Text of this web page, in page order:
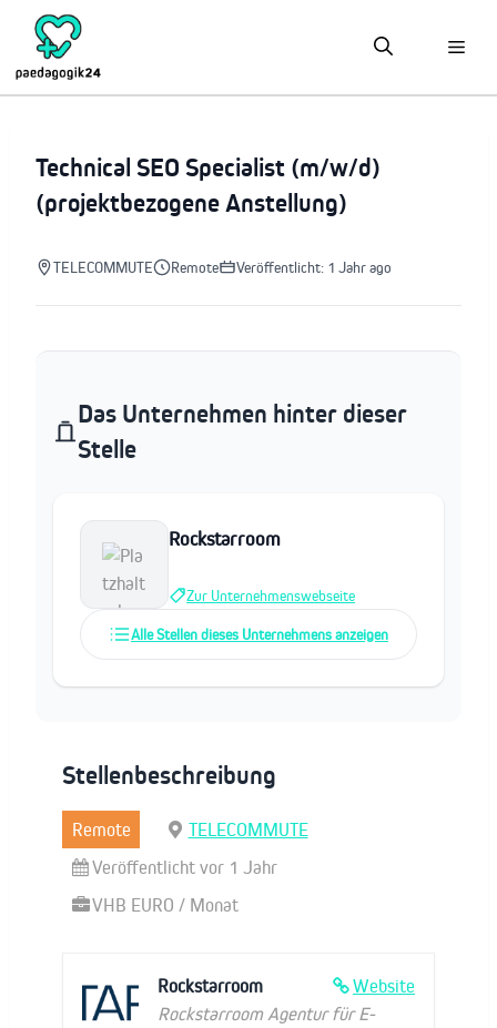
Inhalt
springen
Technical SEO Specialist (m/w/d)
(projektbezogene Anstellung)
TELECOMMUTE Remote Veröffentlicht: 1 Jahr ago
Das Unternehmen hinter dieser
Stelle
Rockstarroom
Zur Unternehmenswebseite
Alle Stellen dieses Unternehmens anzeigen
Stellenbeschreibung
Remote
TELECOMMUTE
Veröffentlicht vor 1 Jahr
VHB EURO / Monat
Website
Rockstarroom
Rockstarroom Agentur für E-